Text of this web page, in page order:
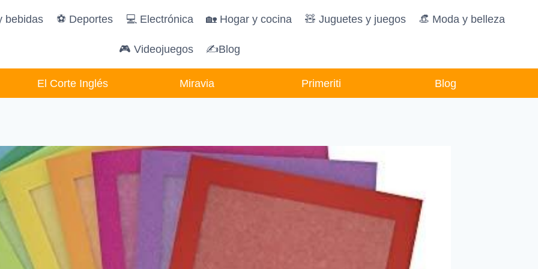
bebidas ️⚽️ Deportes 💻 Electrónica 🏡 Hogar y cocina 🧸️ Juguetes y juegos 👒 Moda y belleza
🎮 Videojuegos ✍Blog
El Corte Inglés Miravia Primeriti Blog